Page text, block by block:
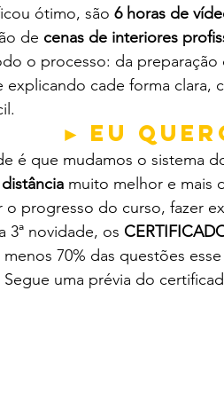
ótimo, são 6 horas de
de cenas de interiores
o processo: da
explicando cade forma
► Eu
é que mudamos o sistema
muito melhor e mais
o progresso do curso, fazer
3ª novidade, os
70% das questões
uma prévia do